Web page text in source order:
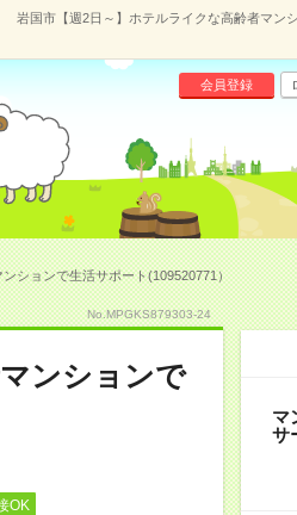
岩国市【週2日～】ホテルライクな高齢者マン
会員登録
ションで生活サポート(109520771）
No.MPGKS879303-24
ンションで
OK
マ
サ